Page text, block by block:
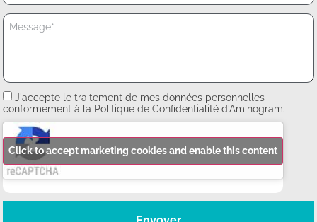
J'accepte le traitement de mes données personnelles
conformément à la Politique de Confidentialité d'Aminogram.
Click to accept marketing cookies and enable this content